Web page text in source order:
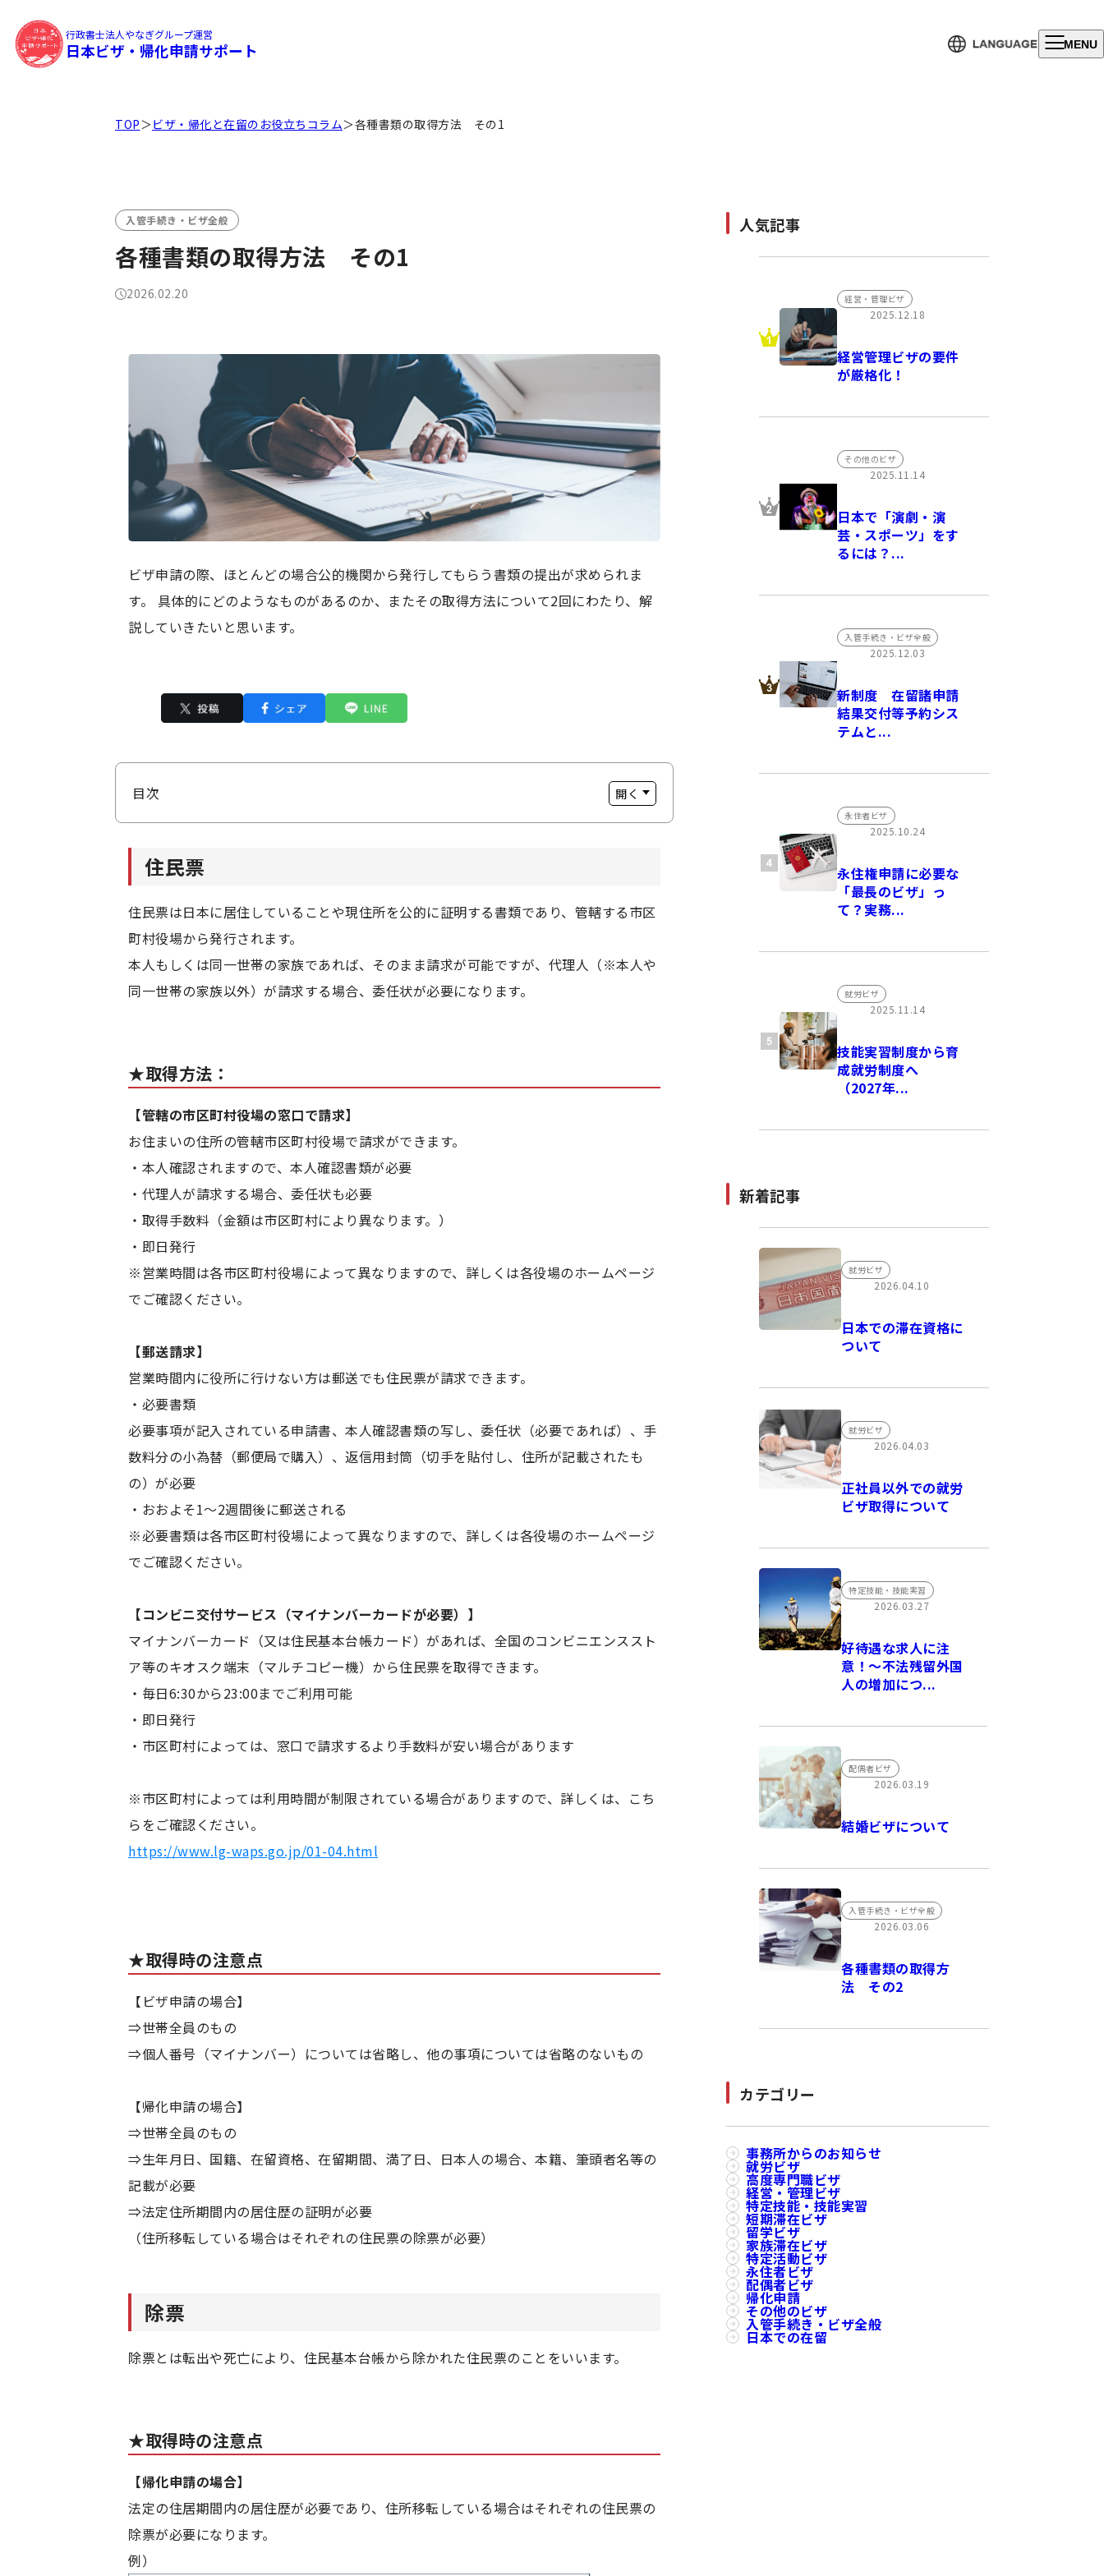
行政書士法人やなぎグループ運営
日本ビザ・帰化申請サポート MENU
TOP＞ビザ・帰化と在留のお役立ちコラム＞各種書類の取得方法 その1
入管手続き・ビザ全般
各種書類の取得方法 その1
2026.02.20
ビザ申請の際、ほとんどの場合公的機関から発行してもらう書類の提出が求められま
す。 具体的にどのようなものがあるのか、またその取得方法について2回にわたり、解
説していきたいと思います。
目次
住民票
★取得時の注意点
除票
★取得時の注意点
戸籍謄本
★外国人にも戸籍があるの？
★注意点
★取得方法
まとめ
住民票
住民票は日本に居住していることや現住所を公的に証明する書類であり、管轄する市区
町村役場から発行されます。
本人もしくは同一世帯の家族であれば、そのまま請求が可能ですが、代理人（※本人や
同一世帯の家族以外）が請求する場合、委任状が必要になります。
★取得方法：
【管轄の市区町村役場の窓口で請求】
お住まいの住所の管轄市区町村役場で請求ができます。
・本人確認されますので、本人確認書類が必要
・代理人が請求する場合、委任状も必要
・取得手数料（金額は市区町村により異なります。）
・即日発行
※営業時間は各市区町村役場によって異なりますので、詳しくは各役場のホームページ
でご確認ください。
【郵送請求】
営業時間内に役所に行けない方は郵送でも住民票が請求できます。
・必要書類
必要事項が記入されている申請書、本人確認書類の写し、委任状（必要であれば）、手
数料分の小為替（郵便局で購入）、返信用封筒（切手を貼付し、住所が記載されたも
の）が必要
・おおよそ1～2週間後に郵送される
※必要書類は各市区町村役場によって異なりますので、詳しくは各役場のホームページ
でご確認ください。
【コンビニ交付サービス（マイナンバーカードが必要）】
マイナンバーカード（又は住民基本台帳カード）があれば、全国のコンビニエンススト
ア等のキオスク端末（マルチコピー機）から住民票を取得できます。
・毎日6:30から23:00までご利用可能
・即日発行
・市区町村によっては、窓口で請求するより手数料が安い場合があります
※市区町村によっては利用時間が制限されている場合がありますので、詳しくは、こち
らをご確認ください。
https://www.lg-waps.go.jp/01-04.html
★取得時の注意点
【ビザ申請の場合】
⇒世帯全員のもの
⇒個人番号（マイナンバー）については省略し、他の事項については省略のないもの
【帰化申請の場合】
⇒世帯全員のもの
⇒生年月日、国籍、在留資格、在留期間、満了日、日本人の場合、本籍、筆頭者名等の
記載が必要
⇒法定住所期間内の居住歴の証明が必要
（住所移転している場合はそれぞれの住民票の除票が必要）
除票
除票とは転出や死亡により、住民基本台帳から除かれた住民票のことをいいます。
★取得時の注意点
【帰化申請の場合】
法定の住居期間内の居住歴が必要であり、住所移転している場合はそれぞれの住民票の
除票が必要になります。
例）
人気記事
経営・管理ビザ
2025.12.18
経営管理ビザの要件
が厳格化！
その他のビザ
2025.11.14
日本で「演劇・演
芸・スポーツ」をす
るには？...
入管手続き・ビザ全般
2025.12.03
新制度 在留諸申請
結果交付等予約シス
テムと...
永住者ビザ
2025.10.24
永住権申請に必要な
「最長のビザ」っ
て？実務...
就労ビザ
2025.11.14
技能実習制度から育
成就労制度へ
（2027年...
新着記事
就労ビザ
2026.04.10
日本での滞在資格に
ついて
就労ビザ
2026.04.03
正社員以外での就労
ビザ取得について
特定技能・技能実習
2026.03.27
好待遇な求人に注
意！～不法残留外国
人の増加につ...
配偶者ビザ
2026.03.19
結婚ビザについて
入管手続き・ビザ全般
2026.03.06
各種書類の取得方
法 その2
カテゴリー
事務所からのお知らせ
就労ビザ
高度専門職ビザ
経営・管理ビザ
特定技能・技能実習
短期滞在ビザ
留学ビザ
家族滞在ビザ
特定活動ビザ
永住者ビザ
配偶者ビザ
帰化申請
その他のビザ
入管手続き・ビザ全般
日本での在留